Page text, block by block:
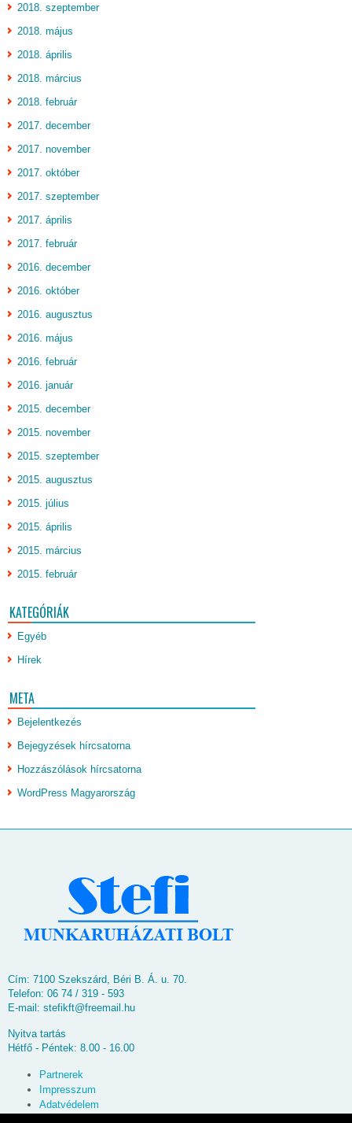
2018. szeptember
2018. május
2018. április
2018. március
2018. február
2017. december
2017. november
2017. október
2017. szeptember
2017. április
2017. február
2016. december
2016. október
2016. augusztus
2016. május
2016. február
2016. január
2015. december
2015. november
2015. szeptember
2015. augusztus
2015. július
2015. április
2015. március
2015. február
KATEGÓRIÁK
Egyéb
Hírek
META
Bejelentkezés
Bejegyzések hírcsatorna
Hozzászólások hírcsatorna
WordPress Magyarország
Cím: 7100 Szekszárd, Béri B. Á. u. 70.
Telefon: 06 74 / 319 - 593
E-mail: stefikft@freemail.hu
Nyitva tartás
Hétfő - Péntek: 8.00 - 16.00
Partnerek
Impresszum
Adatvédelem